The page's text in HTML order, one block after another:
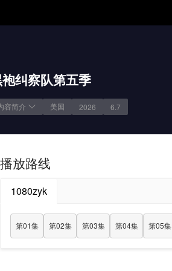
纠察队第五季
容简介 美国 2026 6.7
播放路线
1080zyk
第01集 第02集 第03集 第04集 第05集